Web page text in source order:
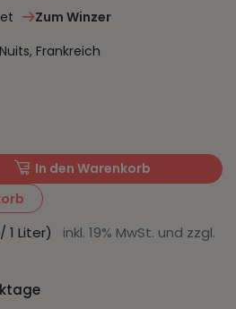
Zum Winzer
Frankreich
In den Warenkorb
1 Liter) inkl. 19% MwSt. und zzgl.